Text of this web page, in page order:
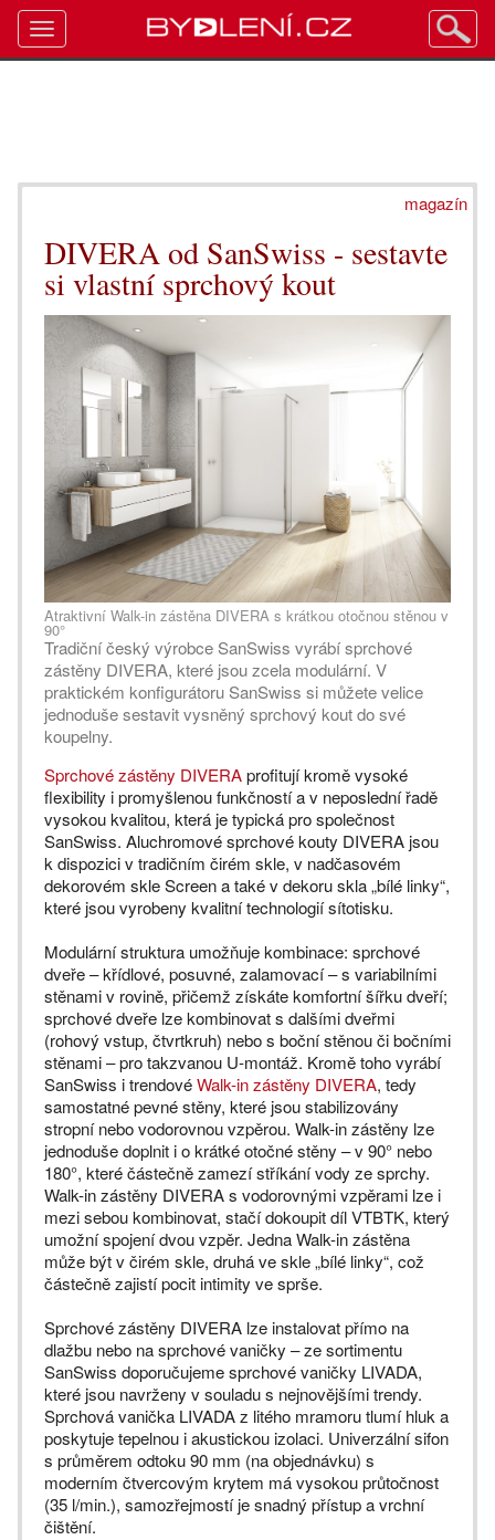
magazín
DIVERA od SanSwiss - sestavte
si vlastní sprchový kout
Atraktivní Walk-in zástěna DIVERA s krátkou otočnou stěnou v
90°
Tradiční český výrobce SanSwiss vyrábí sprchové
zástěny DIVERA, které jsou zcela modulární. V
praktickém konfigurátoru SanSwiss si můžete velice
jednoduše sestavit vysněný sprchový kout do své
koupelny.
Sprchové zástěny DIVERAprofitují kromě vysoké
flexibility i promyšlenou funkčností a v neposlední řadě
vysokou kvalitou, která je typická pro společnost
SanSwiss. Aluchromové sprchové kouty DIVERA jsou
k dispozici v tradičním čirém skle, v nadčasovém
dekorovém skle Screen a také v dekoru skla „bílé linky“,
které jsou vyrobeny kvalitní technologií sítotisku.
Modulární struktura umožňuje kombinace: sprchové
dveře – křídlové, posuvné, zalamovací – s variabilními
stěnami v rovině, přičemž získáte komfortní šířku dveří;
sprchové dveře lze kombinovat s dalšími dveřmi
(rohový vstup, čtvrtkruh) nebo s boční stěnou či bočními
stěnami – pro takzvanou U-montáž. Kromě toho vyrábí
SanSwiss i trendovéWalk-in zástěny DIVERA, tedy
samostatné pevné stěny, které jsou stabilizovány
stropní nebo vodorovnou vzpěrou. Walk-in zástěny lze
jednoduše doplnit i o krátké otočné stěny – v 90° nebo
180°, které částečně zamezí stříkání vody ze sprchy.
Walk-in zástěny DIVERA s vodorovnými vzpěrami lze i
mezi sebou kombinovat, stačí dokoupit díl VTBTK, který
umožní spojení dvou vzpěr. Jedna Walk-in zástěna
může být v čirém skle, druhá ve skle „bílé linky“, což
částečně zajistí pocit intimity ve sprše.
Sprchové zástěny DIVERA lze instalovat přímo na
dlažbu nebo na sprchové vaničky – ze sortimentu
SanSwiss doporučujeme sprchové vaničky LIVADA,
které jsou navrženy v souladu s nejnovějšími trendy.
Sprchová vanička LIVADA z litého mramoru tlumí hluk a
poskytuje tepelnou i akustickou izolaci. Univerzální sifon
s průměrem odtoku 90 mm (na objednávku) s
moderním čtvercovým krytem má vysokou průtočnost
(35 l/min.), samozřejmostí je snadný přístup a vrchní
čištění.
Toggle
navigation